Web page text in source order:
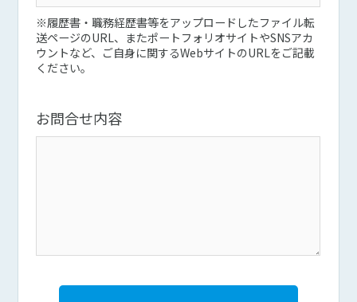
※履歴書・職務経歴書等をアップロードしたファイル転
送ページのURL、またポートフォリオサイトやSNSアカ
ウントなど、ご自身に関するWebサイトのURLをご記載
ください。
お問合せ内容